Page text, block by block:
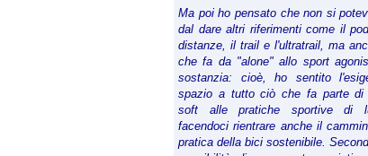
Ma poi ho pensato che non si
dal dare altri riferimenti come il
distanze, il trail e l'ultratrail, ma
che fa da "alone" allo sport
sostanzia: cioè, ho sentito
spazio a tutto ciò che fa parte di
soft alle pratiche sportive di
facendoci rientrare anche il
pratica della bici sostenibile.